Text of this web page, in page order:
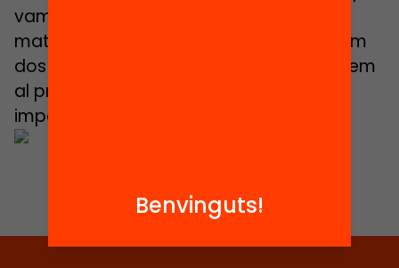
vam considerar que la tutoria era una
matèria més i, per tant, els mestres tenim
dos o tres hores setmanals que dediquem
al projecte “Fem Camí”, si no és
impossible”, diu la Dolors.
Benvinguts!